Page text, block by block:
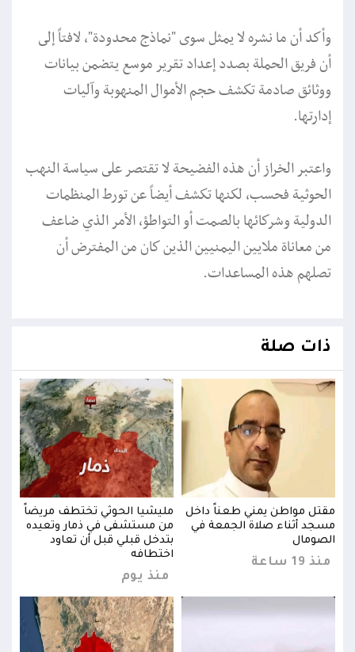
وأكد أن ما نشره لا يمثل سوى "نماذج محدودة"، لافتاً إلى
أن فريق الحملة بصدد إعداد تقرير موسع يتضمن بيانات
ووثائق صادمة تكشف حجم الأموال المنهوبة وآليات
إدارتها.
واعتبر الخراز أن هذه الفضيحة لا تقتصر على سياسة النهب
الحوثية فحسب، لكنها تكشف أيضاً عن تورط المنظمات
الدولية وشركائها بالصمت أو التواطؤ، الأمر الذي ضاعف
من معاناة ملايين اليمنيين الذين كان من المفترض أن
تصلهم هذه المساعدات.
ذات صلة
مقتل مواطن يمني طعناً داخل
مسجد أثناء صلاة الجمعة في
الصومال
منذ 19 ساعة
مليشيا الحوثي تختطف مريضاً
من مستشفى في ذمار وتعيده
بتدخل قبلي قبل أن تعاود
اختطافه
منذ يوم